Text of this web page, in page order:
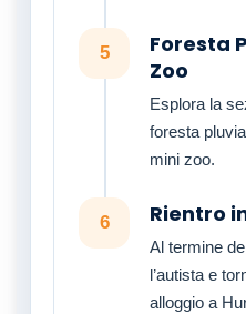
5
Foresta
Zoo
Esplora la
foresta
mini zoo.
6 Rientro
Al termine
l’autista e
alloggio a